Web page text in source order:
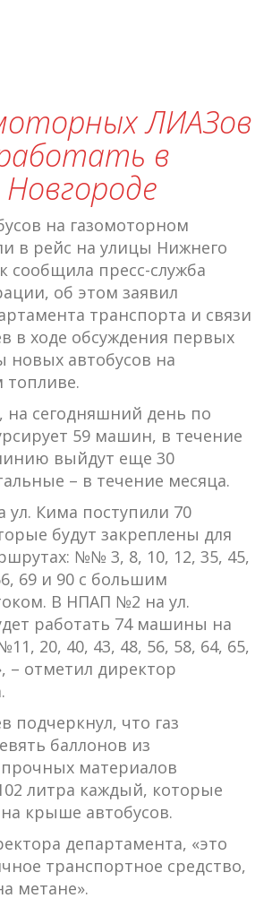
ЛИАЗов
в
на газомоторном
в рейс на улицы Нижнего
сообщила пресс-служба
об этом заявил
транспорта и связи
в ходе обсуждения первых
новых автобусов на
топливе.
на сегодняшний день по
59 машин, в течение
выйдут еще 30
– в течение месяца.
Кима поступили 70
будут закреплены для
№№ 3, 8, 10, 12, 35, 45,
69 и 90 с большим
В НПАП №2 на ул.
работать 74 машины на
20, 40, 43, 48, 56, 58, 64, 65,
– отметил директор
подчеркнул, что газ
баллонов из
материалов
литра каждый, которые
крыше автобусов.
департамента, «это
транспортное средство,
метане».